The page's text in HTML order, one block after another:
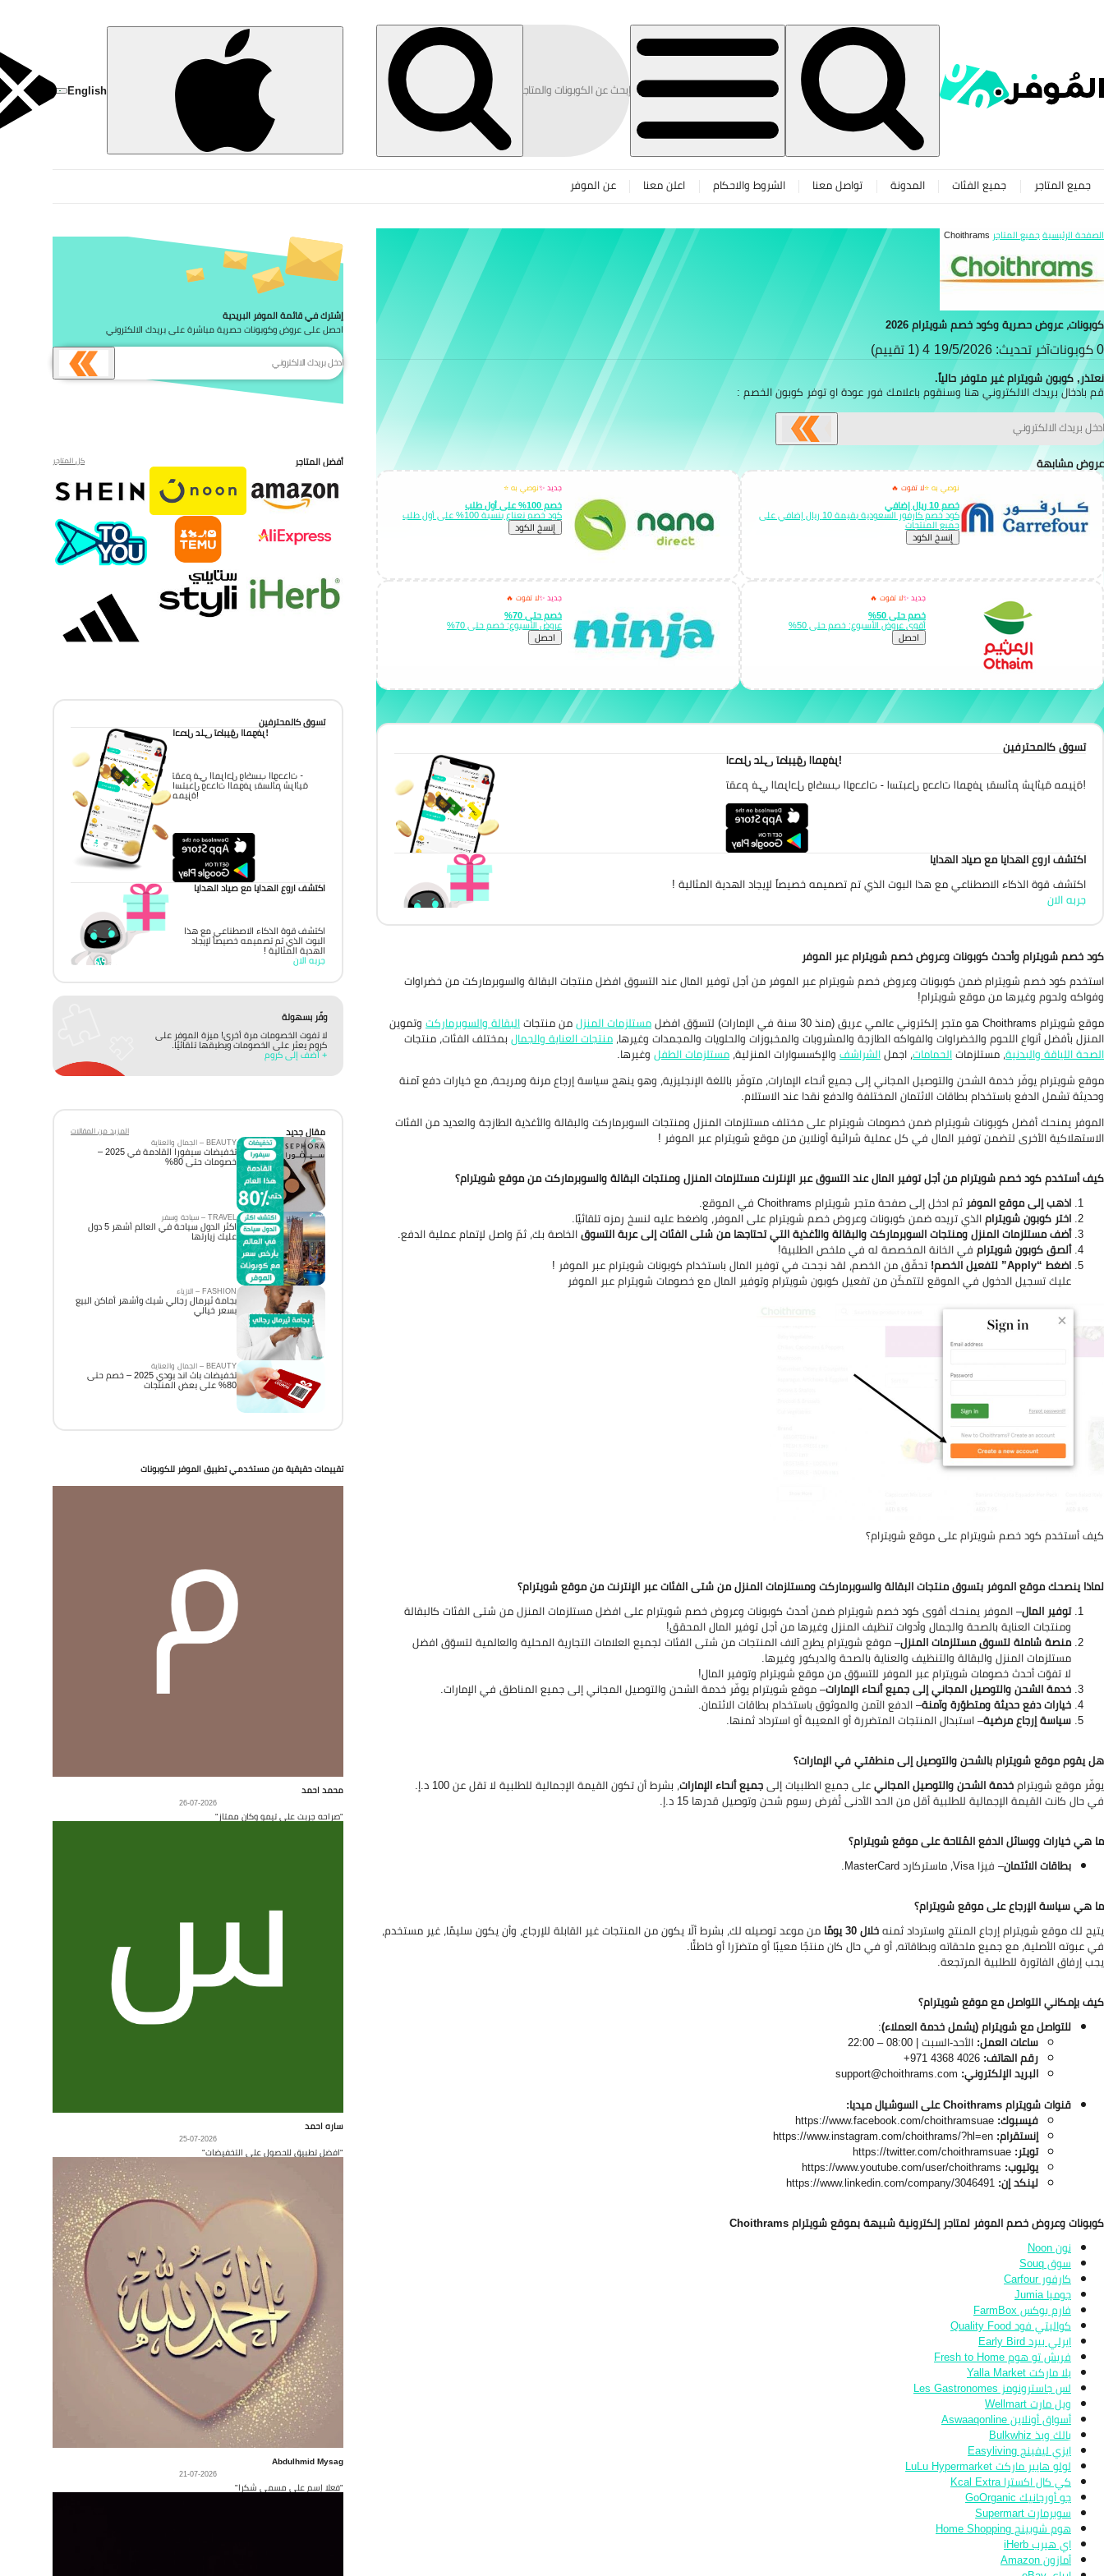
English
جميع المتاجر جميع الفئات المدونة تواصل معنا الشروط والاحكام اعلن معنا عن الموفر
كوبونات، عروض حصرية وكود خصم شويترام 2026
0 كوبونات آخر تحديث: 19/5/2026 4 (1 تقييم)
نعتذر, كوبون شويترام غير متوفر حالياً.
قم بادخال بريدك الالكتروني هنا وسنقوم باعلامك فور عودة او توفر كوبون الخصم :
عروض مشابهة
نوصي به ⭐لا تفوت 🔥
خصم 10 ريال إضافي
كود خصم كارفور السعودية بقيمة 10 ريال إضافي على
جميع المنتجات
إِنسخ الكود
جديد ✨نوصي به ⭐
خصم 100% على أول طلب
كود خصم نعناع بنسبة 100% على أول طلب
إِنسخ الكود
جديد ✨لا تفوت 🔥
خصم حتى 50%
أقوى عروض الأسبوع: خصم حتى 50%
احصل
جديد ✨لا تفوت 🔥
خصم حتى 70%
عروض الأسبوع: خصم حتى 70%
احصل
الصفحة الرئيسيةجميع المتاجر Choithrams
تسوق كالمحترفين
احصل على تطبيق الموفر!
تقدم في المراحل واكسب الوحدات - استبدل وحدات الموفر بقسائم شرائية مميزة!
اكتشف اروع الهدايا مع صياد الهدايا
اكتشف قوة الذكاء الاصطناعي مع هذا البوت الذي تم تصميمه خصيصاً لإيجاد الهدية المثالية !
جربه الان
كود خصم شويترام وأحدث كوبونات وعروض خصم شويترام عبر الموفر
استخدم كود خصم شويترام ضمن كوبونات وعروض خصم شويترام عبر الموفر من أجل توفير المال عند التسوق افضل منتجات البقالة والسوبرماركت من خضراوات
وفواكه ولحوم وغيرها من موقع شويترام!
موقع شويترام Choithrams هو متجر إلكتروني عالمي عريق (منذ 30 سنة في الإمارات) لتسوّق افضل
مستلزمات المنزلمن منتجاتالبقالة والسوبرماركت وتموين
المنزل بأفضل أنواع اللحوم والخضراوات والفواكه الطازجة والمشروبات والمخبوزات والحلويات والمجمدات وغيرها، منتجات العناية والجمال بمختلف الفئات، منتجات
الصحة اللياقة والبدنية، مستلزماتالحمامات، اجملالشراشف والإكسسوارات المنزلية، مستلزمات الطفل وغيرها.
موقع شويترام يوفّر خدمة الشحن والتوصيل المجاني إلى جميع أنحاء الإمارات، متوفّر باللغة الإنجليزية، وهو ينهج سياسة إرجاع مرنة ومريحة، مع خيارات دفع آمنة
وحديثة تشمل الدفع باستخدام بطاقات الائتمان المختلفة والدفع نقدا عند الاستلام.
الموفر يمنحك أفضل كوبونات شويترام ضمن خصومات شويترام على مختلف مستلزمات المنزل ومنتجات السوبرماركت والبقالة والأغذية الطازجة والعديد من الفئات
الاستهلاكية الأخرى لتضمن توفير المال في كل عملية شرائية أونلاين من موقع شويترام عبر الموفر !
كيف أستخدم كود خصم شويترام من أجل توفير المال عند التسوق عبر الإنترنت مستلزمات المنزل ومنتجات البقالة والسوبرماركت من موقع شويترام؟
اذهب إلى موقع الموفرثم ادخل إلى صفحة متجر شويترام Choithrams في الموقع.
اختر كوبون شويترامالذي تريده ضمن كوبونات وعروض خصم شويترام على الموفر، واضغط عليه لنسخ رمزه تلقائيًا.
أضف مستلزمات المنزل ومنتجات السوبرماركت والبقالة والأغذية التي تحتاجها من شتى الفئات إلى عربة التسوقالخاصة بك، ثمّ واصل لإتمام عملية الدفع.
ألصق كوبون شويترام في الخانة المخصصة له في ملخص الطلبية!
اضغط “Apply” لتفعيل الخصم! تحقّق من الخصم، لقد نجحت في توفير المال باستخدام كوبونات شويترام عبر الموفر !
عليك تسجيل الدخول في الموقع لتتمكّن من تفعيل كوبون شويترام وتوفير المال مع خصومات شويترام عبر الموفر
كيف أستخدم كود خصم شويترام على موقع شويترام؟
لماذا ينصحك موقع الموفر بتسوق منتجات البقالة والسوبرماركت ومستلزمات المنزل من شتى الفئات عبر الإنترنت من موقع شويترام؟
توفير المال– الموفر يمنحك أقوى كود خصم شويترام ضمن أحدث كوبونات وعروض خصم شويترام على افضل مستلزمات المنزل من شتى الفئات كالبقالة
ومنتجات العناية بالصحة والجمال وأدوات تنظيف المنزل وغيرها من أجل توفير المال المحقق!
منصة شاملة لتسوق مستلزمات المنزل– موقع شويترام يطرح آلاف المنتجات من شتى الفئات لجميع العلامات التجارية المحلية والعالمية لتسوّق افضل
مستلزمات المنزل والبقالة والتنظيف والعناية بالصحة والديكور وغيرها.
لا تفوّت أحدث خصومات شويترام عبر الموفر للتسوّق من موقع شويترام وتوفير المال!
خدمة الشحن والتوصيل المجاني إلى جميع أنحاء الإمارات– موقع شويترام يوفّر خدمة الشحن والتوصيل المجاني إلى جميع المناطق في الإمارات.
خيارات دفع حديثة ومتطوّرة وآمنة– الدفع الآمن والموثوق باستخدام بطاقات الائتمان.
سياسة إرجاع مرضية– استبدال المنتجات المتضررة أو المعيبة أو استرداد ثمنها.
هل يقوم موقع شويترام بالشحن والتوصيل إلى منطقتي في الإمارات؟
يوفّر موقع شويترامخدمة الشحن والتوصيل المجانيعلى جميع الطلبيات إلىجميع أنحاء الإمارات، بشرط أن تكون القيمة الإجمالية للطلبية لا تقل عن 100 د.إ.
في حال كانت القيمة الإجمالية للطلبية أقل من الحد الأدنى تُفرض رسوم شحن وتوصيل قدرها 15 د.إ.
ما هي خيارات ووسائل الدفع المُتاحة على موقع شويترام؟
بطاقات الائتمان– فيزا Visa، ماستركارد MasterCard.
ما هي سياسة الإرجاع على موقع شويترام؟
يتيح لك موقع شويترام إرجاع المنتج واسترداد ثمنهخلال 30 يومًا من موعد توصيله لك، بشرط ألّا يكون من المنتجات غير القابلة للإرجاع، وأن يكون سليمًا، غير مستخدم،
في عبوته الأصلية، مع جميع ملحقاته وبطاقاته، أو في حال كان منتجًا معيبًا أو متضرّرا أو خاطئًا.
يجب إرفاق الفاتورة للطلبية المرتجعة.
كيف بإمكاني التواصل مع موقع شويترام؟
للتواصل مع شويترام (يشمل خدمة العملاء):
ساعات العمل: الأحد-السبت | 08:00 – 22:00
رقم الهاتف: 4026 4368 971+
البريد الإلكتروني:
قنوات شويترام Choithrams
على السوشيال ميديا:
فيسبوك: https://www.facebook.com/choithramsuae
إنستقرام: https://www.instagram.com/choithrams/?hl=en
تويتر: https://twitter.com/choithramsuae
يوتيوب: https://www.youtube.com/user/choithrams
لينكد إن: https://www.linkedin.com/company/3046491
كوبونات وعروض خصم الموفر لمتاجر إلكترونية شبيهة بموقع شويترام Choithrams
نون Noon
سوق Souq
كارفور Carfour
جوميا Jumia
فارم بوكس FarmBox
كواليتي فود Quality Food
ايرلي بيرد Early Bird
فريش تو هوم Fresh to Home
يلا ماركت Yalla Market
لس جاسترونومز Les Gastronomes
ويل مارت Wellmart
أسواق أونلاين Aswaaqonline
بالك ويذ Bulkwhiz
ايزي ليفينج Easyliving
لولو هايبر ماركت LuLu Hypermarket
كي كال اكسترا Kcal Extra
جو أورجانيك GoOrganic
سوبرمارت Supermart
هوم شوبينج Home Shopping
اي هيرب iHerb
أمازون Amazon
إشترك في قائمة الموفر البريدية
احصل على عروض وكوبونات حصرية مباشرة على بريدك الالكتروني
أفضل المتاجر كل المتاجر
تسوق كالمحترفين
احصل على تطبيق الموفر!
تقدم في المراحل واكسب الوحدات -
استبدل وحدات الموفر بقسائم شرائية
مميزة!
اكتشف اروع الهدايا مع صياد الهدايا
اكتشف قوة الذكاء الاصطناعي مع هذا
البوت الذي تم تصميمه خصيصاً لإيجاد
الهدية المثالية !
جربه الان
وفّر بسهولة
لا تفوت الخصومات مرة أخرى! ميزة الموفر على
كروم يعثر على الخصومات ويطبقها تلقائيًا.
+ أضف إلى كروم
مقال جديد
المزيد من المقالات
BEAUTY – الجمال والعناية
تخفيضات سيفورا القادمة في 2025 –
خصومات حتى 80%
TRAVEL – سياحة وسفر
اكثر الدول سياحة في العالم أشهر 5 دول
عليك زيارتها
FASHION – الازياء
بجامة ثيرمال رجالي شيك وأشهر أماكن البيع
بسعر خيالي
BEAUTY – الجمال والعناية
تخفيضات باث اند بودي 2025 – خصم حتى
80% على بعض المنتجات
تقييمات حقيقية من مستخدمي تطبيق الموفر للكوبونات
محمد احمد
26-07-2026
"صراحه جربت على تيمو وكان ممتاز"
ساره احمد
25-07-2026
"افضل تطبيق للحصول على التخفيضات"
Abdulhmid Mysag
21-07-2026
"فعلا إسم على مسمى شكرا"